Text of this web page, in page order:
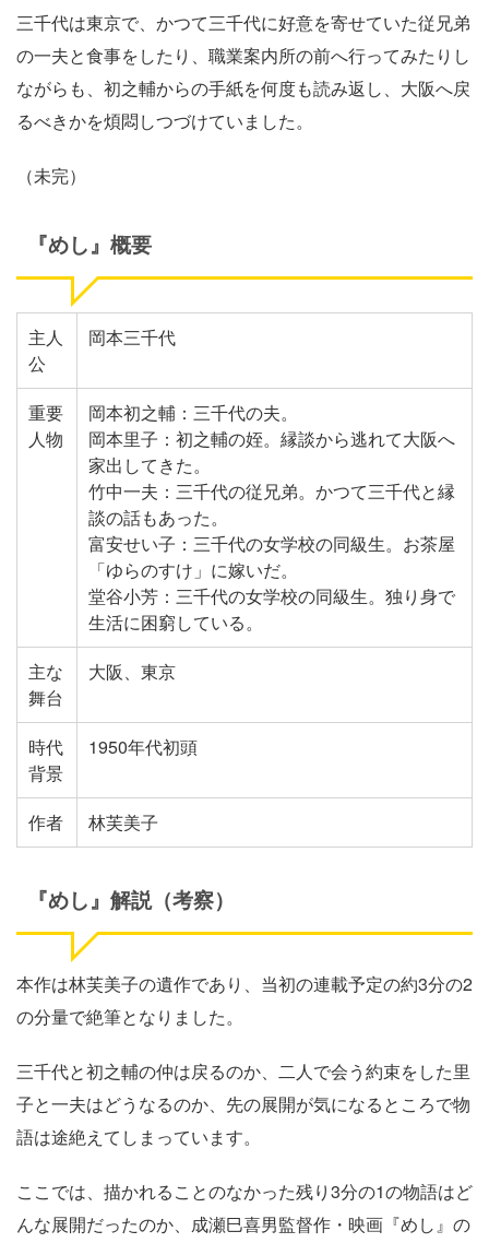
三千代は東京で、かつて三千代に好意を寄せていた従兄弟
の一夫と食事をしたり、職業案内所の前へ行ってみたりし
ながらも、初之輔からの手紙を何度も読み返し、大阪へ戻
るべきかを煩悶しつづけていました。
（未完）
『めし』概要
主人
公
岡本三千代
重要
人物
岡本初之輔：三千代の夫。
岡本里子：初之輔の姪。縁談から逃れて大阪へ
家出してきた。
竹中一夫：三千代の従兄弟。かつて三千代と縁
談の話もあった。
富安せい子：三千代の女学校の同級生。お茶屋
「ゆらのすけ」に嫁いだ。
堂谷小芳：三千代の女学校の同級生。独り身で
生活に困窮している。
主な
舞台
大阪、東京
時代
背景
1950年代初頭
作者 林芙美子
『めし』解説（考察）
本作は林芙美子の遺作であり、当初の連載予定の約3分の2
の分量で絶筆となりました。
三千代と初之輔の仲は戻るのか、二人で会う約束をした里
子と一夫はどうなるのか、先の展開が気になるところで物
語は途絶えてしまっています。
ここでは、描かれることのなかった残り3分の1の物語はど
んな展開だったのか、成瀬巳喜男監督作・映画『めし』の